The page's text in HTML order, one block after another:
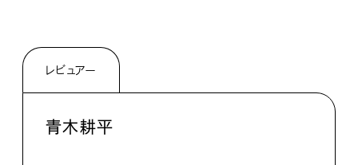
レビュアー
青木耕平